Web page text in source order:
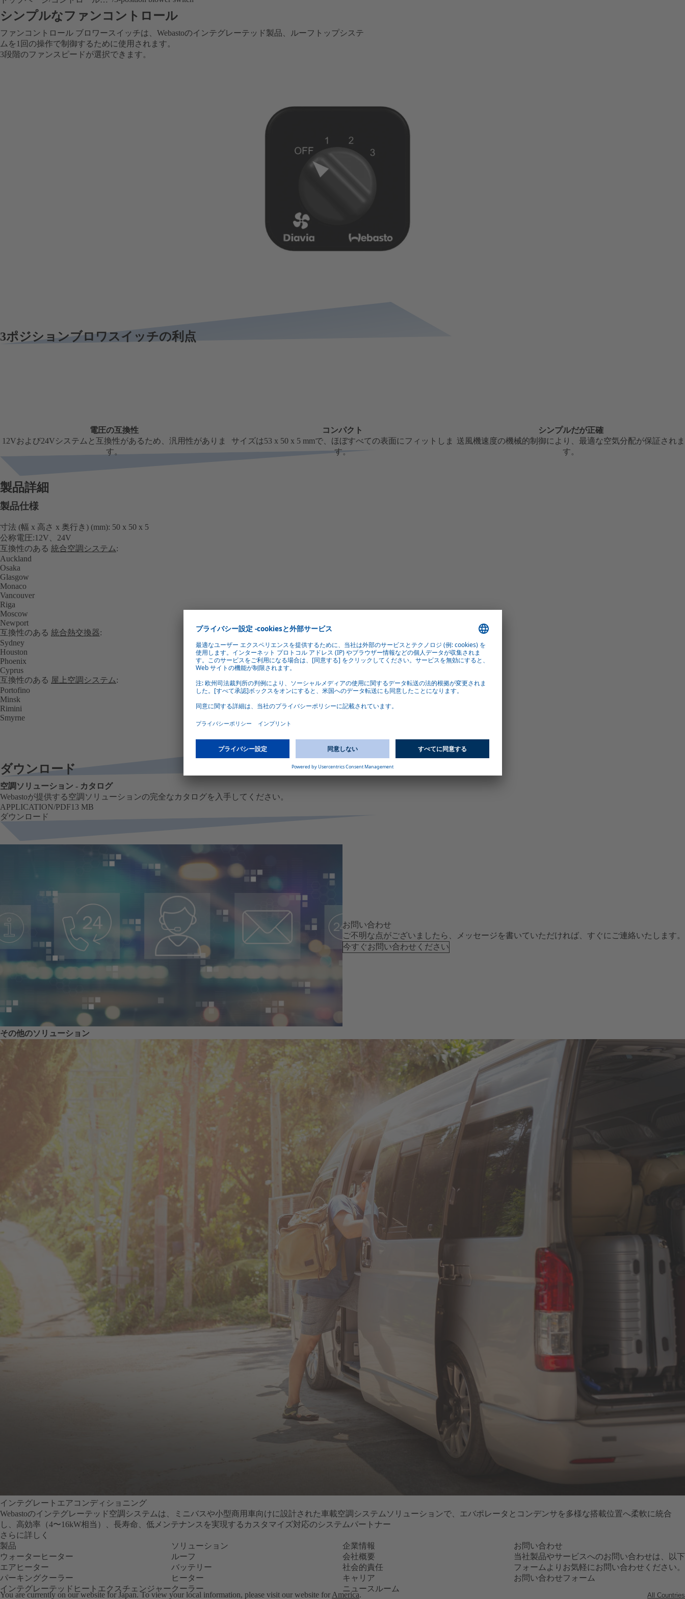
シンプルなファンコントロール
ファンコントロール ブロワースイッチは、Webastoのインテグレーテッド製品、ルーフトップシステ
ムを1回の操作で制御するために使用されます。
3段階のファンスピードが選択できます。
3ポジションブロワスイッチの利点
電圧の互換性
12Vおよび24Vシステムと互換性があるため、汎用性がありま
す。
コンパクト
サイズは53 x 50 x 5 mmで、ほぼすべての表面にフィットしま
す。
シンプルだが正確
送風機速度の機械的制御により、最適な空気分配が保証されま
す。
製品詳細
製品仕様
寸法 (幅 x 高さ x 奥行き) (mm): 50 x 50 x 5
公称電圧:12V、24V
互換性のある 統合空調システム:
Auckland
Osaka
Glasgow
Monaco
Vancouver
Riga
Moscow
Newport
互換性のある 統合熱交換器:
Sydney
Houston
Phoenix
Cyprus
互換性のある 屋上空調システム:
Portofino
Minsk
Rimini
Smyrne
ダウンロード
空調ソリューション - カタログ
Webastoが提供する空調ソリューションの完全なカタログを入手してください。
サイズ
13 MB
フォーマット
APPLICATION/PDF
ダウンロード
お問い合わせ
ご不明な点がございましたら、メッセージを書いていただければ、すぐにご連絡いたします。
今すぐお問い合わせください
その他のソリューション
インテグレートエアコンディショニング
Webastoのインテグレーテッド空調システムは、ミニバスや小型商用車向けに設計された車載空調システムソリューションで、エバポレータとコンデンサを多様な搭載位置へ柔軟に統合
し、高効率（4〜16kW相当）、長寿命、低メンテナンスを実現するカスタマイズ対応のシステムパートナー
さらに詳しく
製品
ウォーターヒーター
エアヒーター
パーキングクーラー
インテグレーテッドヒートエクスチェンジャー
ソリューション
ルーフ
バッテリー
ヒーター
クーラー
企業情報
会社概要
社会的責任
キャリア
ニュースルーム
お問い合わせ
当社製品やサービスへのお問い合わせは、以下
フォームよりお気軽にお問い合わせください。
お問い合わせフォーム
You are currently on our website for Japan. To view your local information, please visit our website for America. All Countries